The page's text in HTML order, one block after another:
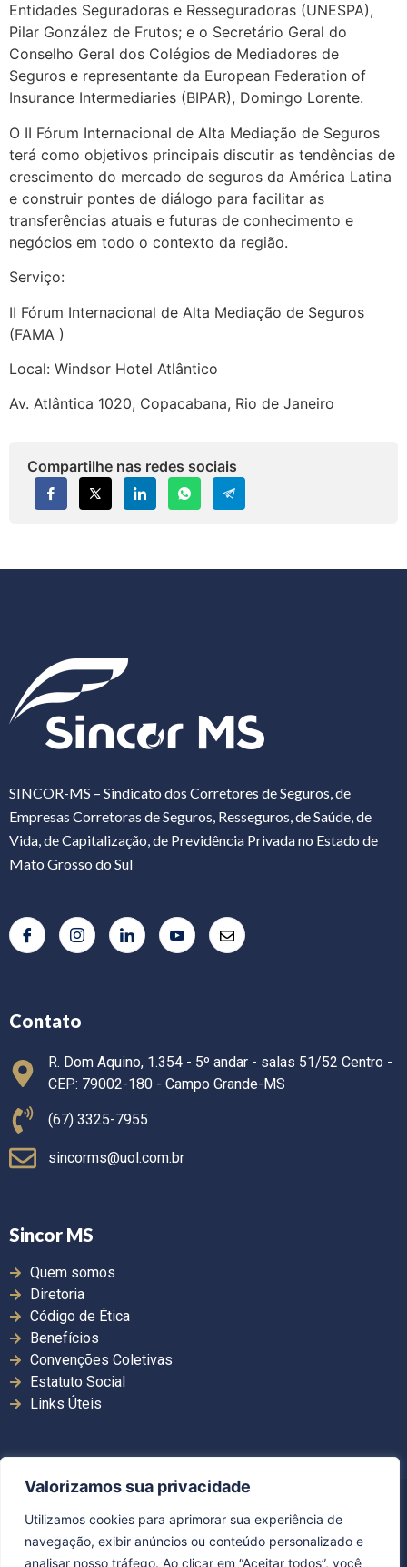
Valorizamos sua privacidade
Utilizamos cookies para aprimorar sua experiência de
navegação, exibir anúncios ou conteúdo personalizado e
analisar nosso tráfego. Ao clicar em “Aceitar todos”, você
Entidades Seguradoras e Resseguradoras (UNESPA),
Pilar González de Frutos; e o Secretário Geral do
Conselho Geral dos Colégios de Mediadores de
Seguros e representante da European Federation of
Insurance Intermediaries (BIPAR), Domingo Lorente.
O II Fórum Internacional de Alta Mediação de Seguros
terá como objetivos principais discutir as tendências de
crescimento do mercado de seguros da América Latina
e construir pontes de diálogo para facilitar as
transferências atuais e futuras de conhecimento e
negócios em todo o contexto da região.
Serviço:
II Fórum Internacional de Alta Mediação de Seguros
(FAMA )
Local: Windsor Hotel Atlântico
Av. Atlântica 1020, Copacabana, Rio de Janeiro
Compartilhe nas redes sociais
SINCOR-MS – Sindicato dos Corretores de Seguros, de
Empresas Corretoras de Seguros, Resseguros, de Saúde, de
Vida, de Capitalização, de Previdência Privada no Estado de
Mato Grosso do Sul
Contato
R. Dom Aquino, 1.354 - 5º andar - salas 51/52 Centro -
CEP: 79002-180 - Campo Grande-MS
(67) 3325-7955
sincorms@uol.com.br
Sincor MS
Quem somos
Diretoria
Código de Ética
Benefícios
Convenções Coletivas
Estatuto Social
Links Úteis
Copyright ©2026. Sincor MS | Todos os direitos
reservados.
Desenvolvido por Guerra Comunicação